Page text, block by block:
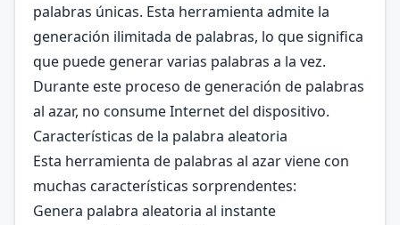
palabras únicas. Esta herramienta admite la
generación ilimitada de palabras, lo que significa
que puede generar varias palabras a la vez.
Durante este proceso de generación de palabras
al azar, no consume Internet del dispositivo.
Características de la palabra aleatoria
Esta herramienta de palabras al azar viene con
muchas características sorprendentes:
Genera palabra aleatoria al instante